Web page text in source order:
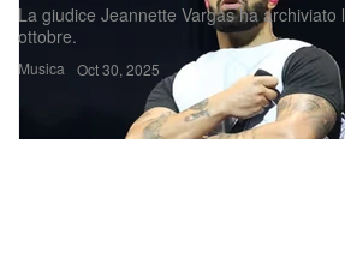
Musica
La giudice Jeannette Vargas ha archiviato
ottobre.
Oct 30, 2025